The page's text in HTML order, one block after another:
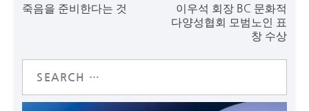
죽음을 준비한다는 것
이우석 회장 BC 문화적
다양성협회 모범노인 표
창 수상